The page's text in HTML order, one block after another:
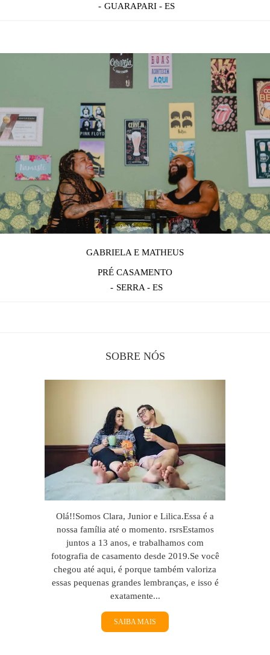
GUARAPARI - ES
GABRIELA E MATHEUS
PRÉ CASAMENTO
SERRA - ES
SOBRE NÓS
Olá!!Somos Clara, Junior e Lilica.Essa é a
nossa família até o momento. rsrsEstamos
juntos a 13 anos, e trabalhamos com
fotografia de casamento desde 2019.Se você
chegou até aqui, é porque também valoriza
essas pequenas grandes lembranças, e isso é
exatamente...
SAIBA MAIS